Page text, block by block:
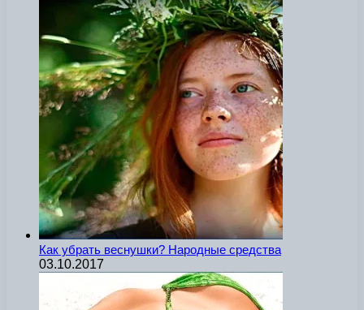
Как убрать веснушки? Народные средства
03.10.2017